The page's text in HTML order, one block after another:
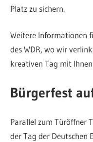
Platz zu sichern.
Weitere Informationen
des WDR, wo wir
kreativen Tag mit
Bürgerfest
Parallel zum Türöffner
der Tag der Deutschen